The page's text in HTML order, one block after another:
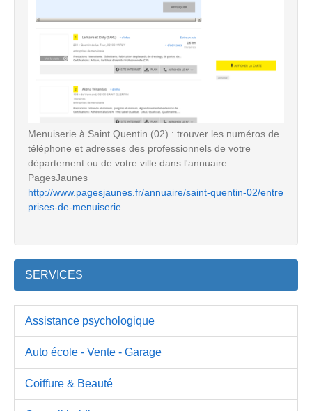
Menuiserie à Saint Quentin (02) : trouver les numéros de
téléphone et adresses des professionnels de votre
département ou de votre ville dans l'annuaire
PagesJaunes
http://www.pagesjaunes.fr/annuaire/saint-quentin-02/entre
prises-de-menuiserie
SERVICES
Assistance psychologique
Auto école - Vente - Garage
Coiffure & Beauté